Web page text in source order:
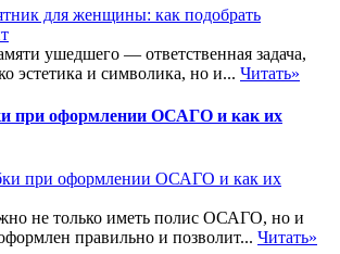
ушедшего — ответственная задача,
эстетика и символика, но и... Читать»
при оформлении ОСАГО и как их
не только иметь полис ОСАГО, но и
правильно и позволит... Читать»